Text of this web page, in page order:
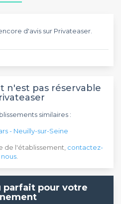
d'avis sur Privateaser.
n'est pas réservable
similaires :
- Neuilly-sur-Seine
de l'établissement, contactez-
nous
parfait pour votre